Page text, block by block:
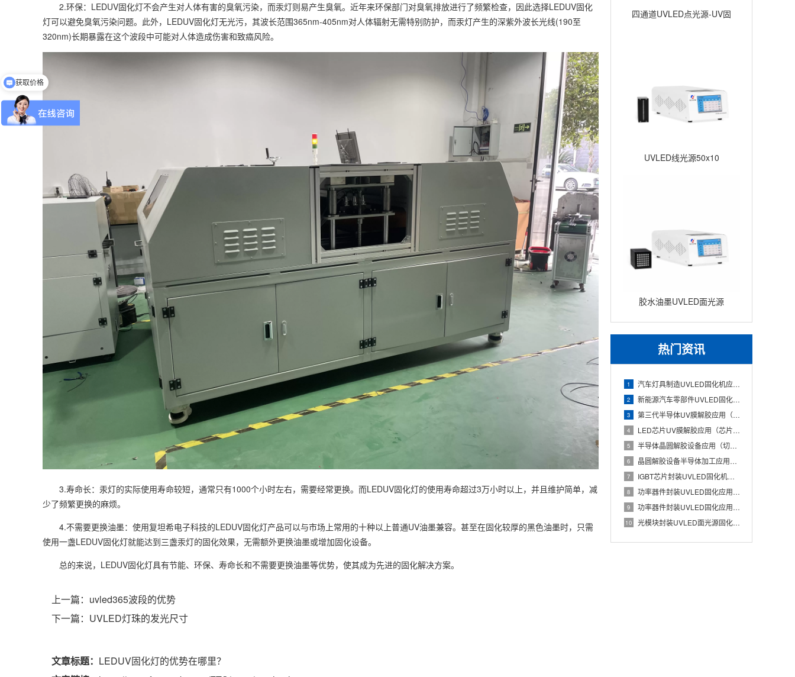
四通道UVLED点光源-UV固
UVLED线光源50x10
胶水油墨UVLED面光源
100x100 瞬间固化面光源UV
固
热门资讯
1 汽车灯具制造UVLED固化机应用（透镜与灯壳胶水快速固化）
2 新能源汽车零部件UVLED固化机应用（电池组件与电子胶精准固
3 第三代半导体UV膜解胶应用（碳化硅晶圆低损伤解胶工艺）
4 LED芯片UV膜解胶应用（芯片蓝膜低应力分离处理）
5 半导体晶圆解胶设备应用（切割膜UV解胶辅助芯片安全取片）
6 晶圆解胶设备半导体加工应用（UV膜照射降低粘性实现晶圆无损分
7 IGBT芯片封装UVLED固化机应用（Die Attach胶
8 功率器件封装UVLED固化应用（IGBT芯片与散热基板稳定粘
9 功率器件封装UVLED固化应用有哪些优势？IGBT芯片与散热
10 光模块封装UVLED面光源固化应用（光器件胶水批量快速UV固
2.环保：LEDUV固化灯不会产生对人体有害的臭氧污染，而汞灯则易产生臭氧。近年来环保部门对臭氧排放进行了频繁检查，因此选择LEDUV固化
灯可以避免臭氧污染问题。此外，LEDUV固化灯无光污，其波长范围365nm-405nm对人体辐射无需特别防护，而汞灯产生的深紫外波长光线(190至
320nm)长期暴露在这个波段中可能对人体造成伤害和致癌风险。
3.寿命长：汞灯的实际使用寿命较短，通常只有1000个小时左右，需要经常更换。而LEDUV固化灯的使用寿命超过3万小时以上，并且维护简单，减
少了频繁更换的麻烦。
4.不需要更换油墨：使用复坦希电子科技的LEDUV固化灯产品可以与市场上常用的十种以上普通UV油墨兼容。甚至在固化较厚的黑色油墨时，只需
使用一盏LEDUV固化灯就能达到三盏汞灯的固化效果，无需额外更换油墨或增加固化设备。
总的来说，LEDUV固化灯具有节能、环保、寿命长和不需要更换油墨等优势，使其成为先进的固化解决方案。
上一篇： uvled365波段的优势
下一篇： UVLED灯珠的发光尺寸
文章标题： LEDUV固化灯的优势在哪里？
获取价格